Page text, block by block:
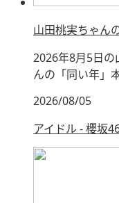
山田桃実ちゃん
2026年8月5日の
んの「同い年」
2026/08/05
アイドル - 櫻坂